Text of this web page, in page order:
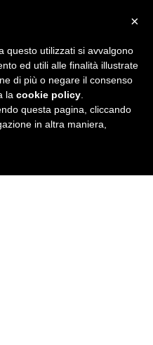
×
questo utilizzati si avvalgono
ed utili alle finalità illustrate
di più o negare il consenso
la cookie policy
questa pagina, cliccando
in altra maniera,